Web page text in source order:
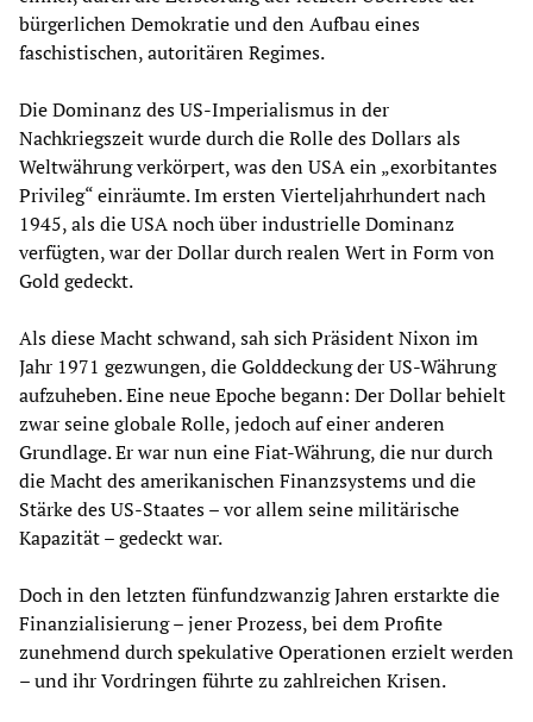
bürgerlichen Demokratie und den Aufbau eines
faschistischen, autoritären Regimes.
Die Dominanz des US-Imperialismus in der
Nachkriegszeit wurde durch die Rolle des Dollars als
Weltwährung verkörpert, was den USA ein „exorbitantes
Privileg“ einräumte. Im ersten Vierteljahrhundert nach
1945, als die USA noch über industrielle Dominanz
verfügten, war der Dollar durch realen Wert in Form von
Gold gedeckt.
Als diese Macht schwand, sah sich Präsident Nixon im
Jahr 1971 gezwungen, die Golddeckung der US-Währung
aufzuheben. Eine neue Epoche begann: Der Dollar behielt
zwar seine globale Rolle, jedoch auf einer anderen
Grundlage. Er war nun eine Fiat-Währung, die nur durch
die Macht des amerikanischen Finanzsystems und die
Stärke des US-Staates – vor allem seine militärische
Kapazität – gedeckt war.
Doch in den letzten fünfundzwanzig Jahren erstarkte die
Finanzialisierung – jener Prozess, bei dem Profite
zunehmend durch spekulative Operationen erzielt werden
– und ihr Vordringen führte zu zahlreichen Krisen.